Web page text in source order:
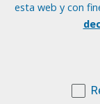
esta web y con